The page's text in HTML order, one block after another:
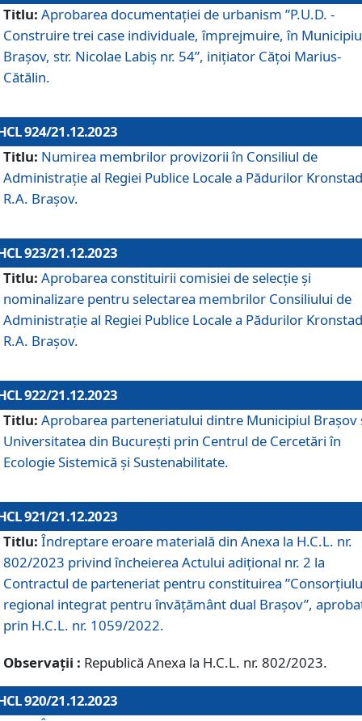
Titlu: Aprobarea documentaţiei de urbanism ”P.U.D. -
Construire trei case individuale, împrejmuire, în
Brașov, str. Nicolae Labiș nr. 54”, inițiator Cățoi Marius-
Cătălin.
924/21.12.2023
Titlu: Numirea membrilor provizorii în Consiliul de
Administraţie al Regiei Publice Locale a Pădurilor
R.A. Brașov.
923/21.12.2023
Titlu: Aprobarea constituirii comisiei de selecție și
nominalizare pentru selectarea membrilor Consiliului de
Administrație al Regiei Publice Locale a Pădurilor
R.A. Brașov.
922/21.12.2023
Titlu: Aprobarea parteneriatului dintre Municipiul Brașov
Universitatea din București prin Centrul de Cercetări în
Ecologie Sistemică și Sustenabilitate.
921/21.12.2023
Titlu: Îndreptare eroare materială din Anexa la H.C.L. nr.
802/2023 privind încheierea Actului adițional nr. 2 la
Contractul de parteneriat pentru constituirea
regional integrat pentru învățământ dual Brașov”,
prin H.C.L. nr. 1059/2022.
Observații : Republică Anexa la H.C.L. nr. 802/2023.
920/21.12.2023